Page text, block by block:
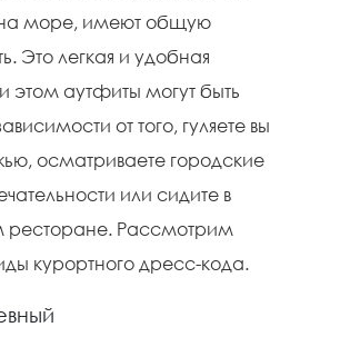
на море, имеют общую
Это легкая и удобная
этом аутфиты могут быть
от того, гуляете вы
осматриваете городские
или сидите в
Рассмотрим
курортного дресс-кода.